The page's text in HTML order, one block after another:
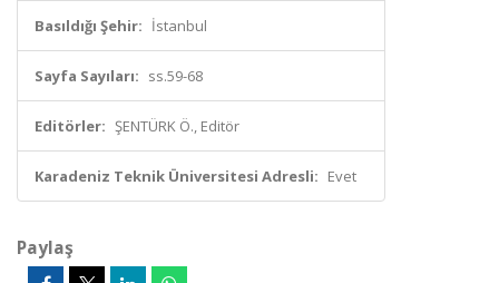
Basıldığı Şehir: İstanbul
Sayfa Sayıları: ss.59-68
Editörler: ŞENTÜRK Ö., Editör
Karadeniz Teknik Üniversitesi Adresli: Evet
Paylaş